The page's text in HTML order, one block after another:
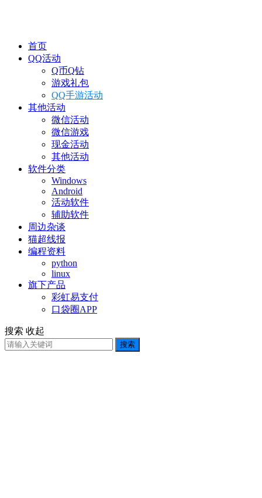
首页
QQ活动
Q币Q钻
游戏礼包
QQ手游活动
其他活动
微信活动
微信游戏
现金活动
其他活动
软件分类
Windows
Android
活动软件
辅助软件
周边杂谈
猫超线报
编程资料
python
linux
旗下产品
彩虹易支付
口袋圈APP
搜索 收起
搜索